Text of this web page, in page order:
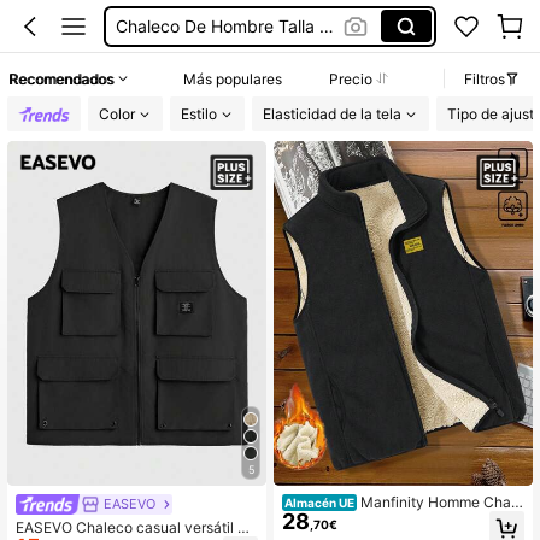
Chaleco Hippie Hombre
Chaleco Hombre
Recomendados Más populares Precio
Filtros
Color
Estilo Elasticidad de la tela Tipo de
5
EASEVO
EASEVO Chaleco casual versátil de
Almacén UE Manfinity Homme Chale
co de forro polar con cuello alto par
a hombre talla grande, chaqueta sin
28 ,70€